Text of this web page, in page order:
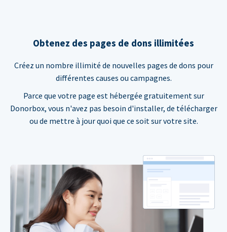
Obtenez des pages de dons illimitées
Créez un nombre illimité de nouvelles pages de dons pour
différentes causes ou campagnes.
Parce que votre page est hébergée gratuitement sur
Donorbox, vous n'avez pas besoin d'installer, de télécharger
ou de mettre à jour quoi que ce soit sur votre site.